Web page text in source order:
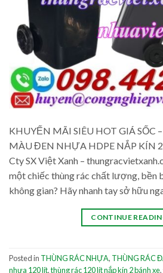
KHUYẾN MÃI SIÊU HOT GIÁ SỐC
MÀU ĐEN NHỰA HDPE NẮP KÍN 2
Cty SX Việt Xanh –
một chiếc thùng rác chất lượng, bền
không gian? Hãy nhanh tay sở hữu
CONTINUE
Posted in THÙNG RÁC NHỰA, THÙNG RÁC
nhựa 120 lít,thùng rác 120 lít nắp kín 2 bánh xe,